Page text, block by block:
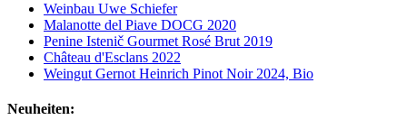
Weinbau Uwe Schiefer
Malanotte del Piave DOCG 2020
Penine Istenič Gourmet Rosé Brut 2019
Château d'Esclans 2022
Weingut Gernot Heinrich Pinot Noir 2024, Bio
Neuheiten: